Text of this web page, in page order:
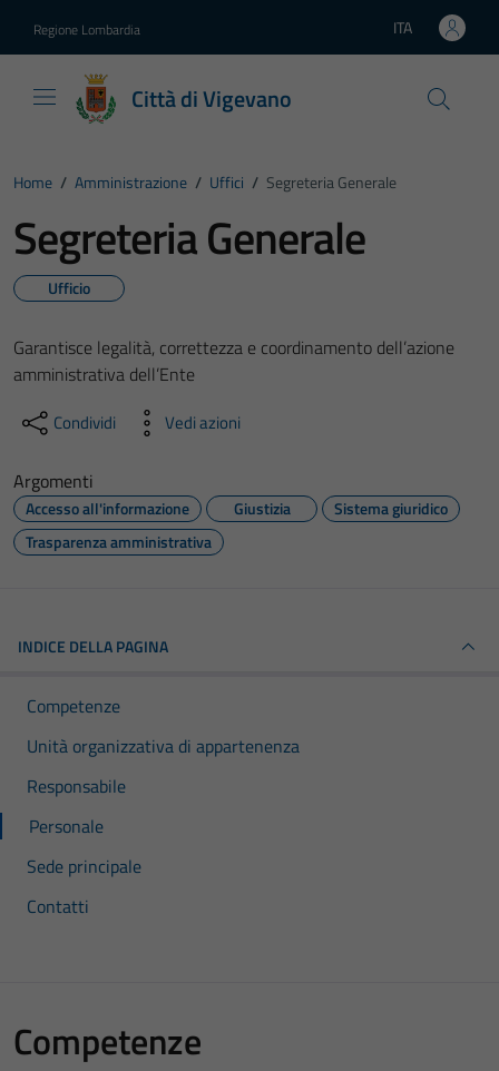
Regione Lombardia Lingua attiva:
ITA
Città di Vigevano
Home / Amministrazione / Uffici / Segreteria Generale
Segreteria Generale
Ufficio
Garantisce legalità, correttezza e coordinamento dell’azione
amministrativa dell’Ente
Condividi Vedi azioni
Argomenti
Accesso all'informazione Giustizia
Sistema giuridico
Trasparenza amministrativa
INDICE DELLA PAGINA
Competenze
Unità organizzativa di appartenenza
Responsabile
Personale
Sede principale
Contatti
Competenze